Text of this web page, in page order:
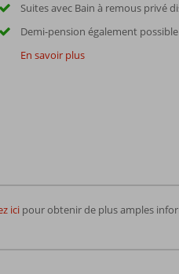
Suites avec Bain à remous privé
Demi-pension également possible
En savoir plus
ici pour obtenir de plus amples